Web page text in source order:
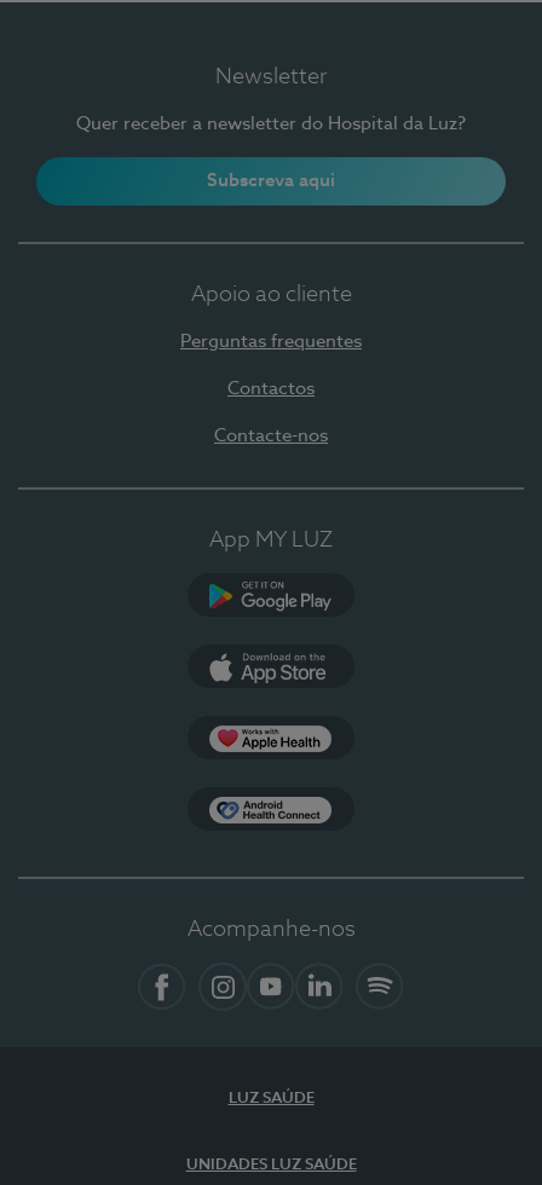
Newsletter
Quer receber a newsletter do Hospital da Luz?
Subscreva aqui
Apoio ao cliente
Perguntas frequentes
Contactos
Contacte-nos
App MY LUZ
Acompanhe-nos
LUZ SAÚDE
UNIDADES LUZ SAÚDE